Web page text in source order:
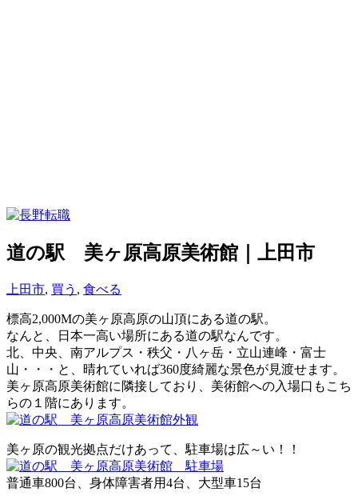
道の駅 美ヶ原高原美術館｜上田市
上田市, 買う , 食べる
標高2,000Mの美ヶ原高原の山頂にある道の駅。
なんと、日本一高い場所にある道の駅なんです。
北、中央、南アルプス・秩父・八ヶ岳・立山連峰・富士
山・・・と、晴れていれば360度綺麗な景色が見渡せます。
美ヶ原高原美術館に隣接しており、美術館への入場口もこち
らの１階にあります。
美ヶ原の観光拠点だけあって、駐車場は広～い！！
普通車800台、身体障害者用4台、大型車15台